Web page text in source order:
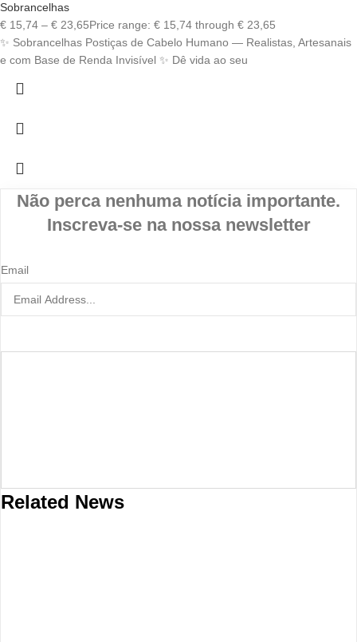
Sobrancelhas
€ 15,74 – € 23,65Price range: € 15,74 through € 23,65
✨ Sobrancelhas Postiças de Cabelo Humano — Realistas, Artesanais
e com Base de Renda Invisível ✨ Dê vida ao seu
Não perca nenhuma notícia importante.
Inscreva-se na nossa newsletter
Email
Related News